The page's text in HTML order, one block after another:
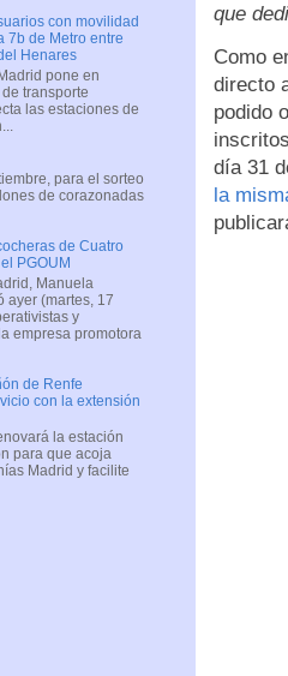
que
Como
directo
podido
día 31
la
con movilidad
7b de Metro entre
Henares
pone en
transporte
las estaciones de
para el sorteo
de corazonadas
de Cuatro
PGOUM
Manuela
ayer (martes, 17
y
empresa promotora
de Renfe
con la extensión
la estación
para que acoja
Madrid y facilite